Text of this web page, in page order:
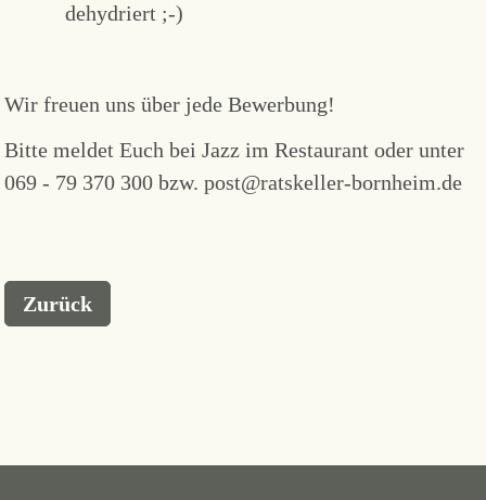
dehydriert ;-)
Wir freuen uns über jede Bewerbung!
Bitte meldet Euch bei Jazz im Restaurant oder unter
069 - 79 370 300 bzw. post@ratskeller-bornheim.de
Zurück